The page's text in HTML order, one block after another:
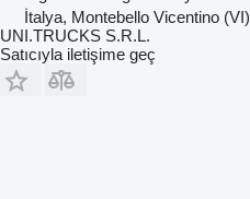
İtalya, Montebello Vicentino (VI)
UNI.TRUCKS S.R.L.
Satıcıyla iletişime geç